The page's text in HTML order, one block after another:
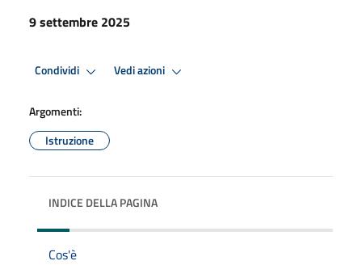
9 settembre 2025
Condividi Vedi azioni
Argomenti:
Istruzione
INDICE DELLA PAGINA
Cos'è